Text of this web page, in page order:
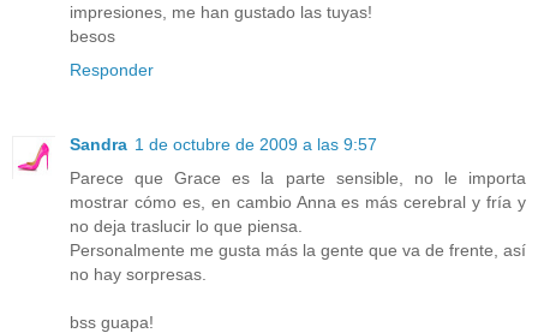
impresiones, me han gustado las tuyas!
besos
Responder
Sandra 1 de octubre de 2009 a las 9:57
Parece que Grace es la parte sensible, no le importa
mostrar cómo es, en cambio Anna es más cerebral y fría y
no deja traslucir lo que piensa.
Personalmente me gusta más la gente que va de frente, así
no hay sorpresas.
bss guapa!